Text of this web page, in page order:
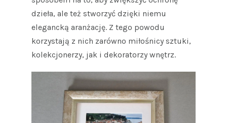
dzieła, ale też stworzyć dzięki niemu
elegancką aranżację. Z tego powodu
korzystają z nich zarówno miłośnicy sztuki,
kolekcjonerzy, jak i dekoratorzy wnętrz.